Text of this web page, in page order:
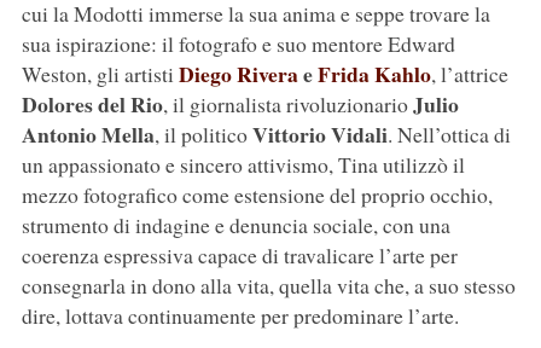
cui la Modotti immerse la sua anima e seppe trovare la
sua ispirazione: il fotografo e suo mentore Edward
Weston, gli artisti Diego RiveraeFrida Kahlo, l’attrice
Dolores del Rio, il giornalista rivoluzionarioJulio
Antonio Mella, il politicoVittorio Vidali. Nell’ottica di
un appassionato e sincero attivismo, Tina utilizzò il
mezzo fotografico come estensione del proprio occhio,
strumento di indagine e denuncia sociale, con una
coerenza espressiva capace di travalicare l’arte per
consegnarla in dono alla vita, quella vita che, a suo stesso
dire, lottava continuamente per predominare l’arte.